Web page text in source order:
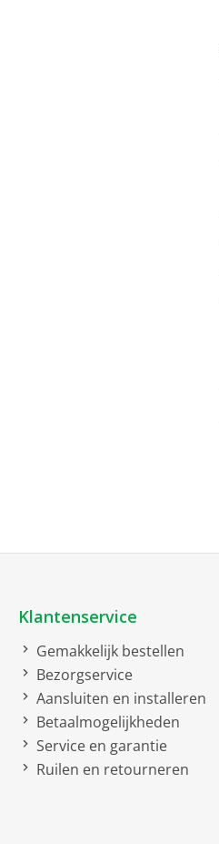
Klantenservice
Gemakkelijk bestellen
Bezorgservice
Aansluiten en installeren
Betaalmogelijkheden
Service en garantie
Ruilen en retourneren